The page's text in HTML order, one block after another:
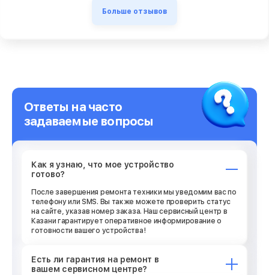
Больше отзывов
Ответы на часто
задаваемые вопросы
Как я узнаю, что мое устройство
готово?
После завершения ремонта техники мы уведомим вас по
телефону или SMS. Вы также можете проверить статус
на сайте, указав номер заказа. Наш сервисный центр в
Казани гарантирует оперативное информирование о
готовности вашего устройства!
Есть ли гарантия на ремонт в
вашем сервисном центре?